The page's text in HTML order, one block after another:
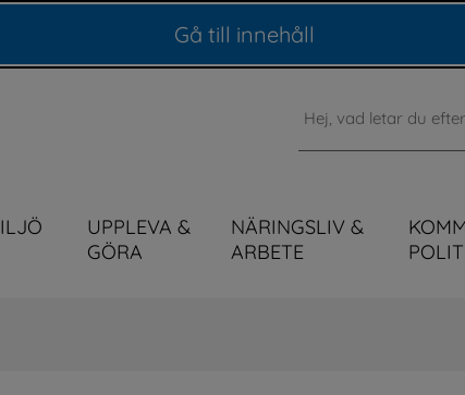
Gå till innehåll
Sök
UPPLEVA &
GÖRA
NÄRINGSLIV &
ARBETE